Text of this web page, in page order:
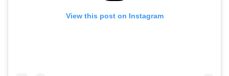
View this post on Instagram